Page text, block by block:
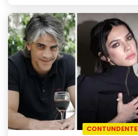
CONTUNDENTE